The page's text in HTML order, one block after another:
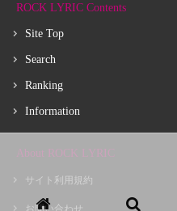
ROCK LYRIC Contents
Site Top
Search
Ranking
Information
About ROCK LYRIC
サイト利用規約
お問い合わせ